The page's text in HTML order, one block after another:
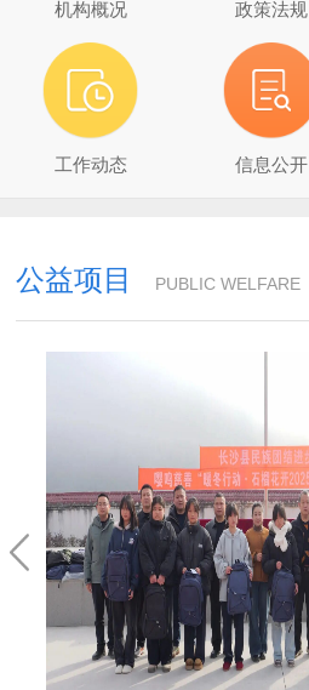
机构概况 政策法规
工作动态 信息公开
公益项目 PUBLIC WELFARE